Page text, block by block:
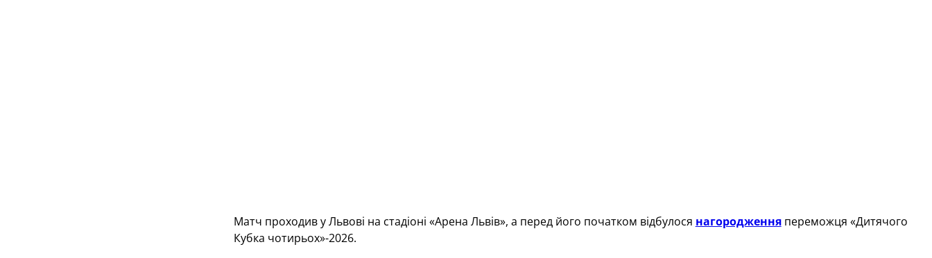
Матч проходив у Львові на стадіоні «Арена Львів», а перед його початком відбулося нагородженняпереможця «Дитячого
Кубка чотирьох»-2026.